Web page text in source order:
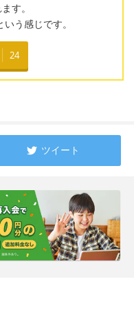
す。
いう感じです。
24
ツイート